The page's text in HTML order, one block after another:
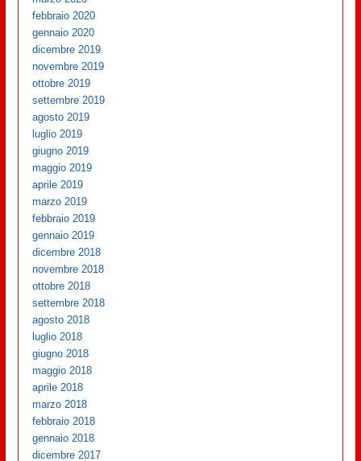
febbraio 2020
gennaio 2020
dicembre 2019
novembre 2019
ottobre 2019
settembre 2019
agosto 2019
luglio 2019
giugno 2019
maggio 2019
aprile 2019
marzo 2019
febbraio 2019
gennaio 2019
dicembre 2018
novembre 2018
ottobre 2018
settembre 2018
agosto 2018
luglio 2018
giugno 2018
maggio 2018
aprile 2018
marzo 2018
febbraio 2018
gennaio 2018
dicembre 2017